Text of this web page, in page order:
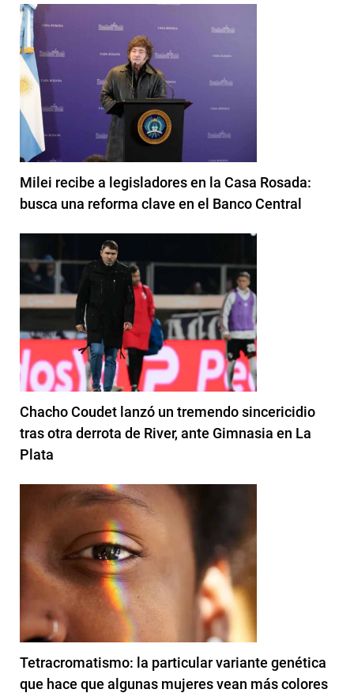
Milei recibe a legisladores en la Casa Rosada:
busca una reforma clave en el Banco Central
Chacho Coudet lanzó un tremendo sincericidio
tras otra derrota de River, ante Gimnasia en La
Plata
Tetracromatismo: la particular variante genética
que hace que algunas mujeres vean más colores